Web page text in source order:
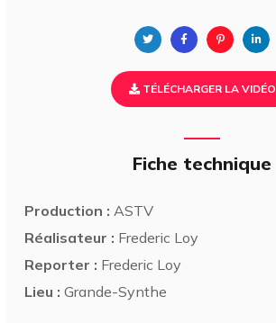
TÉLÉCHARGER LA VIDÉO
Fiche technique
Production : ASTV
Réalisateur : Frederic Loy
Reporter : Frederic Loy
Lieu : Grande-Synthe